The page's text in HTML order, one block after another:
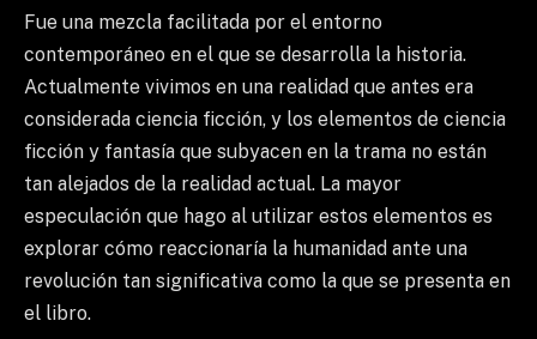
Fue una mezcla facilitada por el entorno
contemporáneo en el que se desarrolla la historia.
Actualmente vivimos en una realidad que antes era
considerada ciencia ficción, y los elementos de ciencia
ficción y fantasía que subyacen en la trama no están
tan alejados de la realidad actual. La mayor
especulación que hago al utilizar estos elementos es
explorar cómo reaccionaría la humanidad ante una
revolución tan significativa como la que se presenta en
el libro.